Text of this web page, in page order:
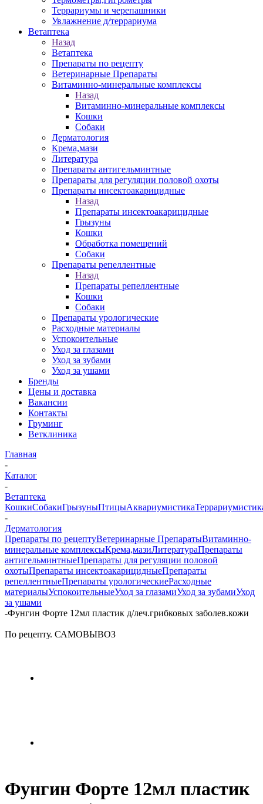
Террариумы и черепашники
Увлажнение д/террариума
Ветаптека
Назад
Ветаптека
Препараты по рецепту
Ветеринарные Препараты
Витаминно-минеральные комплексы
Назад
Витаминно-минеральные комплексы
Кошки
Собаки
Дерматология
Крема,мази
Литература
Препараты антигельминтные
Препараты для регуляции половой охоты
Препараты инсектоакарицидные
Назад
Препараты инсектоакарицидные
Грызуны
Кошки
Обработка помещений
Собаки
Препараты репеллентные
Назад
Препараты репеллентные
Кошки
Собаки
Препараты урологические
Расходные материалы
Успокоительные
Уход за глазами
Уход за зубами
Уход за ушами
Бренды
Цены и доставка
Вакансии
Контакты
Груминг
Ветклиника
Главная
-
Каталог
-
Ветаптека
КошкиСобакиГрызуныПтицыАквариумистика
-
Дерматология
Препараты по рецептуВетеринарные ПрепаратыВитаминно-
минеральные комплексыКрема,мазиЛитератураПрепараты
антигельминтныеПрепараты для регуляции половой
охотыПрепараты инсектоакарицидныеПрепараты
репеллентныеПрепараты урологическиеРасходные
материалыУспокоительныеУход за глазамиУход за зубамиУход
за ушами
-Фунгин Форте 12мл пластик д/леч.грибковых заболев.кожи
По рецепту. САМОВЫВОЗ
Фунгин Форте 12мл пластик